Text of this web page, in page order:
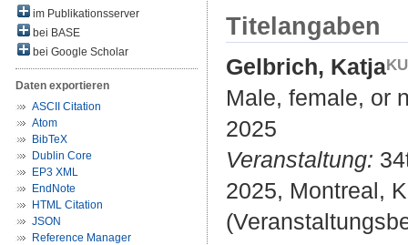
im Publikationsserver
bei BASE
bei Google Scholar
Daten exportieren
ASCII Citation
Atom
BibTeX
Dublin Core
EP3 XML
EndNote
HTML Citation
JSON
Reference Manager
Titelangaben
Gelbrich, Katja
Male, female, or
2025
Veranstaltung:
2025, Montreal,